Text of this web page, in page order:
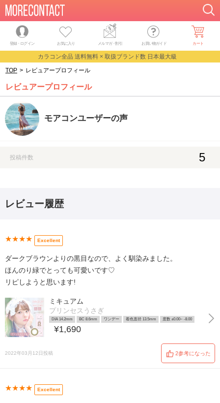
登録・ログイン お気に入り メルマガ・割引 お買い物ガイド カート
カラコン全品 送料無料 × 取扱ブランド数 日本最大級
TOP > レビュアープロフィール
レビュアープロフィール
モアコンユーザーの声
投稿件数 5
レビュー履歴
★★★★ Excellent
ダークブラウンよりの黒目なので、よく馴染みました。
ほんのり緑でとっても可愛いです♡
リピしようと思います!
ミキュアム
プリンセスうさぎ
DIA 14.2mm BC 8.6mm ワンデー 着色直径 13.5mm 度数 ±0.00~ -8.00
¥1,690
2022年03月12日投稿 2参考になった
★★★★ Excellent